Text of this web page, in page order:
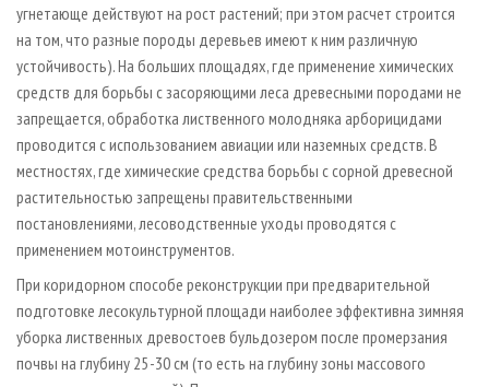
угнетающе действуют на рост растений; при этом расчет строится
на том, что разные породы деревьев имеют к ним различную
устойчивость). На больших площадях, где применение химических
средств для борьбы с засоряющими леса древесными породами не
запрещается, обработка лиственного молодняка арборицидами
проводится с использованием авиации или наземных средств. В
местностях, где химические средства борьбы с сорной древесной
растительностью запрещены правительственными
постановлениями, лесоводственные уходы проводятся с
применением мотоинструментов.
При коридорном способе реконструкции при предварительной
подготовке лесокультурной площади наиболее эффективна зимняя
уборка лиственных древостоев бульдозером после промерзания
почвы на глубину 25 - 30 см (то есть на глубину зоны массового